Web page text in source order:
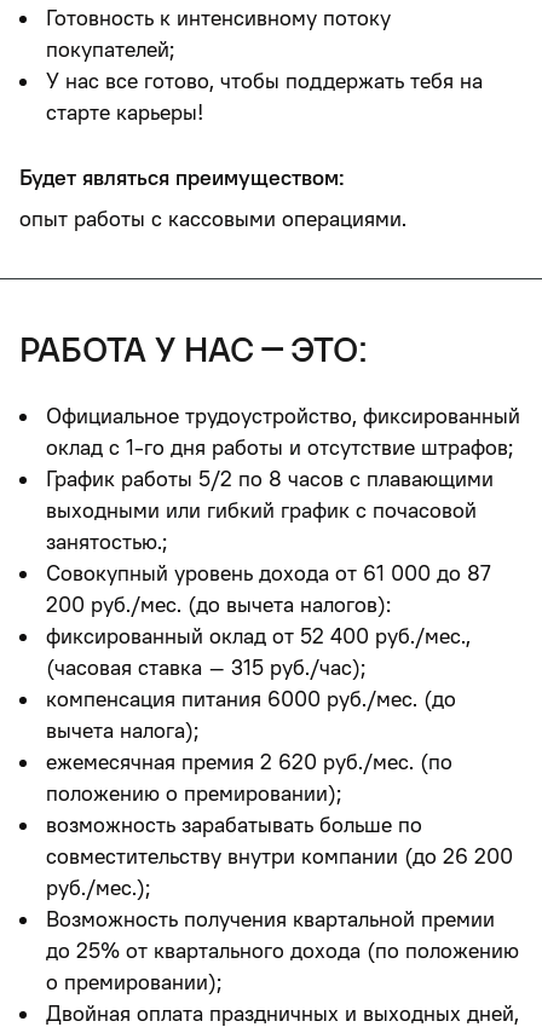
Готовность к интенсивному потоку
покупателей;
У нас все готово, чтобы поддержать тебя на
старте карьеры!
Будет являться преимуществом:
опыт работы с кассовыми операциями.
работа у нас – это:
Официальное трудоустройство, фиксированный
оклад с 1-го дня работы и отсутствие штрафов;
График работы 5/2 по 8 часов с плавающими
выходными или гибкий график с почасовой
занятостью.;
Совокупный уровень дохода от 61 000 до 87
200 руб./мес. (до вычета налогов):
фиксированный оклад от 52 400 руб./мес.,
(часовая ставка – 315 руб./час);
компенсация питания 6000 руб./мес. (до
вычета налога);
ежемесячная премия 2 620 руб./мес. (по
положению о премировании);
возможность зарабатывать больше по
совместительству внутри компании (до 26 200
руб./мес.);
Возможность получения квартальной премии
до 25% от квартального дохода (по положению
о премировании);
Двойная оплата праздничных и выходных дней,